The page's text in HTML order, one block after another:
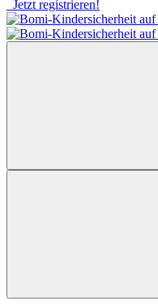
Jetzt registrieren!